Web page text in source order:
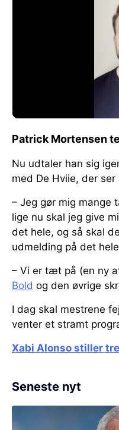
Patrick Mortensen
Nu udtaler han sig
med De Hviie, der
– Jeg gør mig mange
lige nu skal jeg give
det hele, og så skal
udmelding på det
– Vi er tæt på (en ny
Bold og den øvrige
I dag skal mestrene
venter et stramt
Xabi Alonso stiller
Seneste nyt